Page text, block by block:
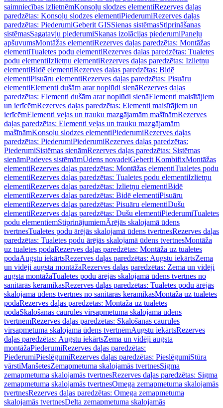
saimniecības izlietnēmKonsoļu slodzes elementiRezerves daļas
paredzētas: Konsoļu slodzes elementiPiederumiRezerves daļas
paredzētas: PiederumiGeberit GISSienas sistēmasStiprināšanas
sistēmasSagatavju piederumiSkaņas izolācijas piederumiPaneļu
apšuvumsMontāžas elementiRezerves daļas paredzētas: Montāžas
elementiTualetes podu elementiRezerves daļas paredzētas: Tualetes
podu elementiIzlietņu elementiRezerves daļas paredzētas: Izlietņu
elementiBidē elementiRezerves daļas paredzētas: Bidē
elementiPisuāru elementiRezerves daļas paredzētas: Pisuāru
elementiElementi dušām arar noplūdi sienāRezerves daļas
paredzētas: Elementi dušām arar noplūdi sienāElementi maisītājiem
un ierīcēmRezerves daļas paredzētas: Elementi maisītājiem un
ierīcēmElementi veļas un trauku mazgājamām mašīnāmRezerves
daļas paredzētas: Elementi veļas un trauku mazgājamām
mašīnāmKonsoļu slodzes elementiPiederumiRezerves daļas
paredzētas: PiederumiPiederumiRezerves daļas paredzētas:
PiederumiSistēmas sienāmRezerves daļas paredzētas: Sistēmas
sienāmPadeves sistēmāmŪdens novadeiGeberit KombifixMontāžas
elementiRezerves daļas paredzētas: Montāžas elementiTualetes podu
elementiRezerves daļas paredzētas: Tualetes podu elementiIzlietņu
elementiRezerves daļas paredzētas: Izlietņu elementiBidē
elementiRezerves daļas paredzētas: Bidē elementiPisuāru
elementiRezerves daļas paredzētas: Pisuāru elementiDušu
elementiRezerves daļas paredzētas: Dušu elementiPiederumiTualetes
podu elementiemStiprinājumiemĀrējās skalojamā ūdens
tvertnesTualetes podu ārējās skalojamā ūdens tvertnesRezerves daļas
paredzētas: Tualetes podu ārējās skalojamā ūdens tvertnesMontāža
uz tualetes podaRezerves daļas paredzētas: Montāža uz tualetes
podaAugstu iekārtsRezerves daļas paredzētas: Augstu iekārtsZema
un vidēji augsta montāžaRezerves daļas paredzētas: Zema un vidēji
augsta montāžaTualetes podu ārējās skalojamā ūdens tvertnes no
sanitārās keramikasRezerves daļas paredzētas: Tualetes podu ārējās
skalojamā ūdens tvertnes no sanitārās keramikasMontāža uz tualetes
podaRezerves daļas paredzētas: Montāža uz tualetes
podaSkalošanas caurules virsapmetuma skalojamā ūdens
tvertnēmRezerves daļas paredzētas: Skalošanas caurules
virsapmetuma skalojamā ūdens tvertnēmAugstu iekārtsRezerves
daļas paredzētas: Augstu iekārtsZema un vidēji augsta
montāžaPiederumiRezerves daļas paredzētas:
PiederumiPieslēgumiRezerves daļas paredzētas: PieslēgumiStūra
vārstiManšetesZemapmetuma skalojamās tvertnesSigma
zemapmetuma skalojamās tvertnesRezerves daļas paredzētas: Sigma
zemapmetuma skalojamās tvertnesOmega zemapmetuma skalojamās
tvertnesRezerves daļas paredzētas: Omega zemapmetuma
skalojamās tvertnesDelta zemapmetuma skalojamās